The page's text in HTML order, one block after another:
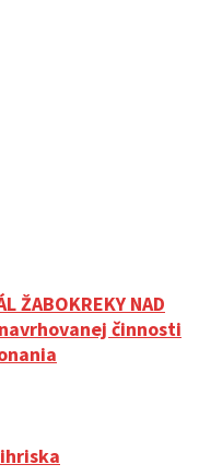
ŽABOKREKY NAD
činnosti